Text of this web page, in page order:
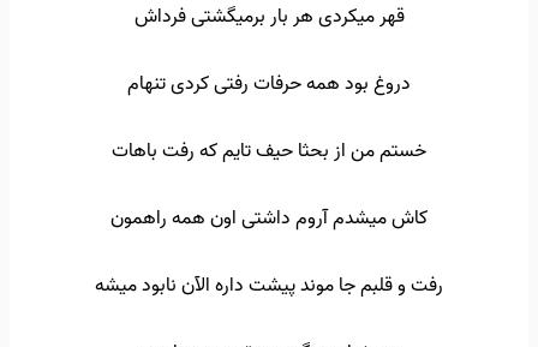
قهر میکردی هر بار برمیگشتی فرداش
دروغ بود همه حرفات رفتی کردی تنهام
خستم من از بحثا حیف تایم که رفت باهات
کاش میشدم آروم داشتی اون همه راهمون
رفت و قلبم جا موند پیشت داره الآن نابود میشه